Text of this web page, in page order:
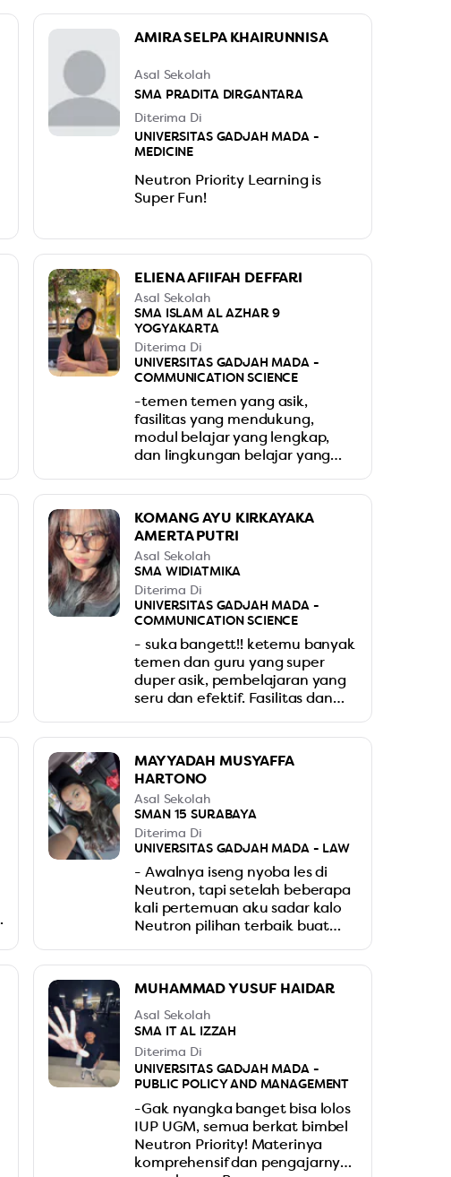
AMIRA SELPA KHAIRUNNISA
Asal Sekolah
SMA PRADITA DIRGANTARA
Diterima Di
UNIVERSITAS GADJAH MADA -
MEDICINE
Neutron Priority Learning is
Super Fun!
ELIENA AFIIFAH DEFFARI
Asal Sekolah
SMA ISLAM AL AZHAR 9
YOGYAKARTA
Diterima Di
UNIVERSITAS GADJAH MADA -
COMMUNICATION SCIENCE
-temen temen yang asik,
fasilitas yang mendukung,
modul belajar yang lengkap,
dan lingkungan belajar yang
betah banget les disini! and the
teachers are so nice, guru guru
nya juga sangat membantu
dalam perkembangan aku
belajar, mulai dari gmst, essay
dan interview. Pokoknya les di
neutron priority beneran se-
worth it itu!!! trust me, kalian ga
bakal nyesel masuk sini
KOMANG AYU KIRKAYAKA
AMERTA PUTRI
Asal Sekolah
SMA WIDIATMIKA
Diterima Di
UNIVERSITAS GADJAH MADA -
COMMUNICATION SCIENCE
- suka bangett!! ketemu banyak
temen dan guru yang super
duper asik, pembelajaran yang
seru dan efektif. Fasilitas dan
thank you neutron!!
MAYYADAH MUSYAFFA
HARTONO
Asal Sekolah
SMAN 15 SURABAYA
Diterima Di
UNIVERSITAS GADJAH MADA - LAW
- Awalnya iseng nyoba les di
Neutron, tapi setelah beberapa
kali pertemuan aku sadar kalo
Neutron pilihan terbaik buat
Neutron
MUHAMMAD YUSUF HAIDAR
Asal Sekolah
SMA IT AL IZZAH
Diterima Di
UNIVERSITAS GADJAH MADA -
PUBLIC POLICY AND MANAGEMENT
-Gak nyangka banget bisa lolos
IUP UGM, semua berkat bimbel
Neutron Priority! Materinya
komprehensif dan pengajarnya